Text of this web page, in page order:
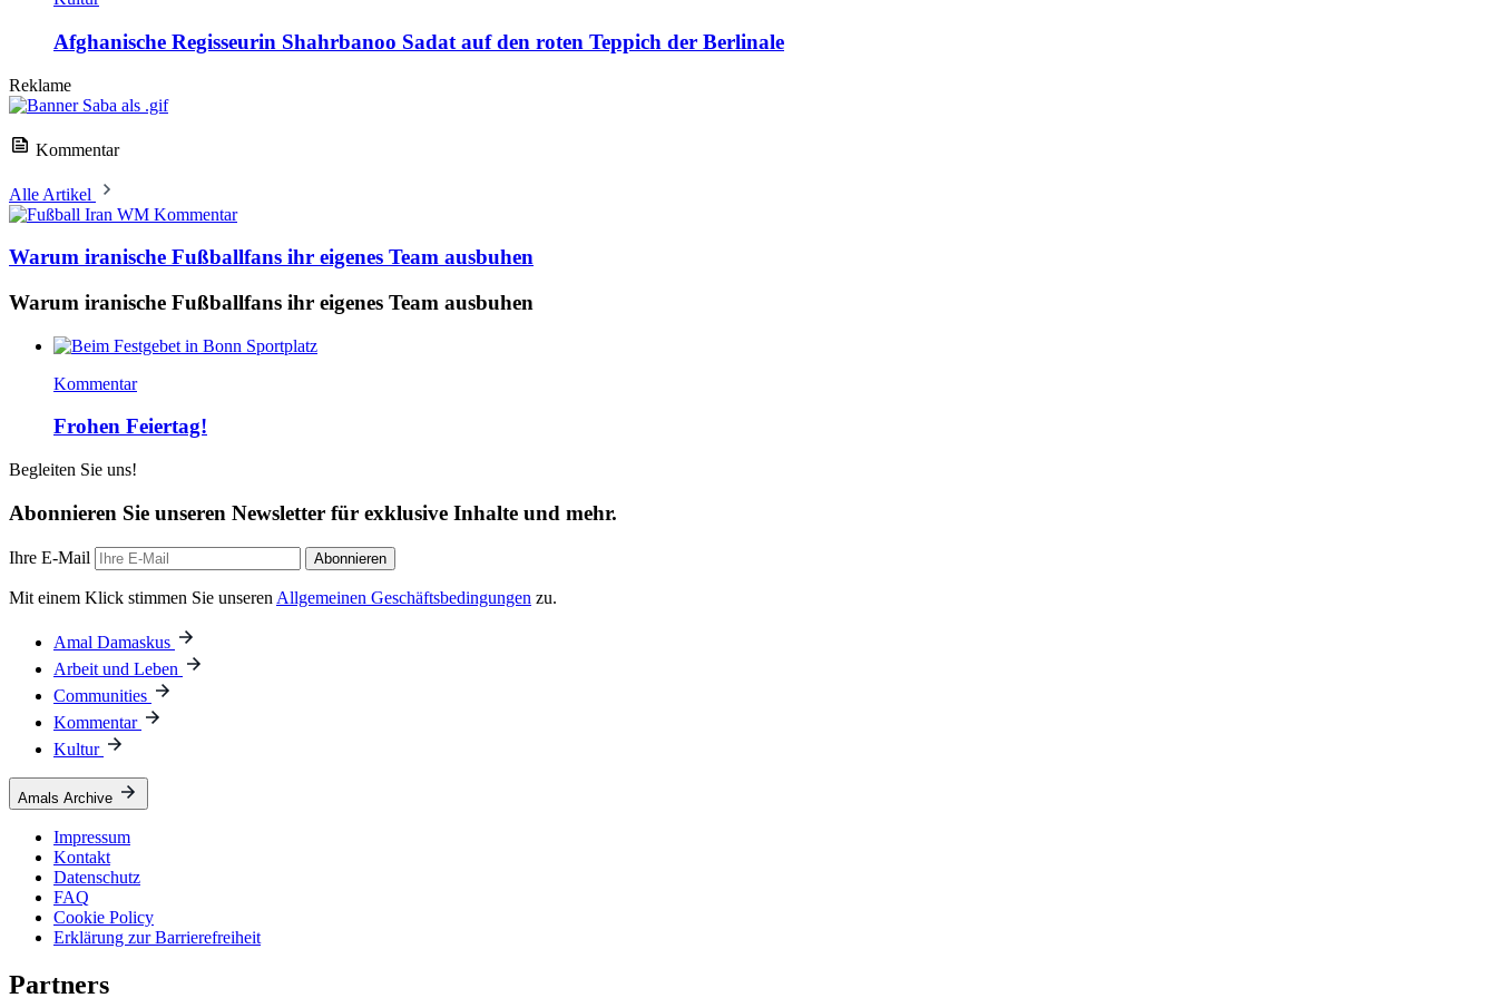
Afghanische Regisseurin Shahrbanoo Sadat auf den roten Teppich der Berlinale
Reklame
Kommentar
Alle Artikel
Kommentar
Warum iranische Fußballfans ihr eigenes Team ausbuhen
Warum iranische Fußballfans ihr eigenes Team ausbuhen
Kommentar
Frohen Feiertag!
Begleiten Sie uns!
Abonnieren Sie unseren Newsletter für exklusive Inhalte und mehr.
Ihre E-Mail Abonnieren
Mit einem Klick stimmen Sie unseren Allgemeinen Geschäftsbedingungen zu.
Amal Damaskus
Arbeit und Leben
Communities
Kommentar
Kultur
Amals Archive
Impressum
Kontakt
Datenschutz
FAQ
Cookie Policy
Erklärung zur Barrierefreiheit
Partners